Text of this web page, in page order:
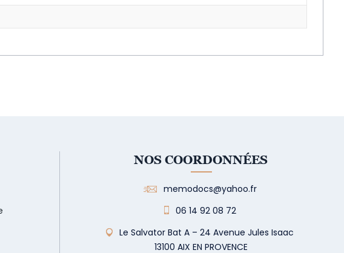
NOS COORDONNÉES
memodocs@yahoo.fr
06 14 92 08 72
Le Salvator Bat A – 24 Avenue Jules Isaac
13100 AIX EN PROVENCE